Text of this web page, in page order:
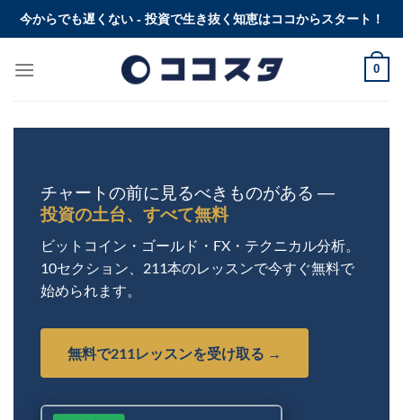
Skip今からでも遅くない - 投資で生き抜く知恵はココからスタート！
0
チャートの前に見るべきものがある ―
投資の土台、すべて無料
ビットコイン・ゴールド・FX・テクニカル分析。
10セクション、211本のレッスンで今すぐ無料で
始められます。
無料で211レッスンを受け取る →